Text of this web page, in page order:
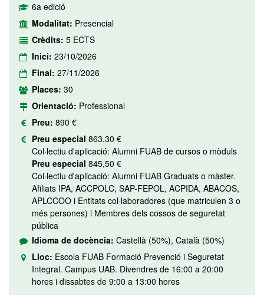
6a edició
Modalitat: Presencial
Crèdits: 5 ECTS
Inici: 23/10/2026
Final: 27/11/2026
Places: 30
Orientació: Professional
Preu: 890 €
Preu especial 863,30 €
Col·lectiu d'aplicació: Alumni FUAB de cursos o mòduls
Preu especial 845,50 €
Col·lectiu d'aplicació: Alumni FUAB Graduats o màster.
Afiliats IPA, ACCPOLC, SAP-FEPOL, ACPIDA, ABACOS,
APLCCOO i Entitats col·laboradores (que matriculen 3 o
més persones) i Membres dels cossos de seguretat
pública
Idioma de docència: Castellà (50%), Català (50%)
Lloc: Escola FUAB Formació Prevenció i Seguretat
Integral. Campus UAB. Divendres de 16:00 a 20:00
hores i dissabtes de 9:00 a 13:00 hores